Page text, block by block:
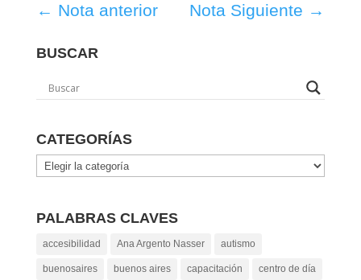
← Nota anterior Nota Siguiente →
BUSCAR
CATEGORÍAS
Categorías
PALABRAS CLAVES
accesibilidad Ana Argento Nasser autismo
buenosaires buenos aires capacitación centro de día